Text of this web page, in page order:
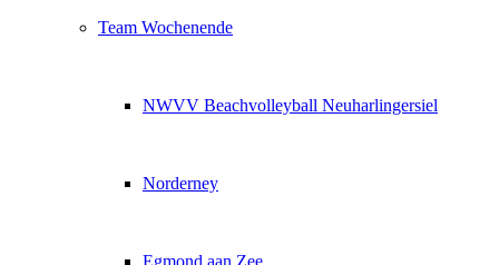
Team Wochenende
NWVV Beachvolleyball Neuharlingersiel
Norderney
Egmond aan Zee